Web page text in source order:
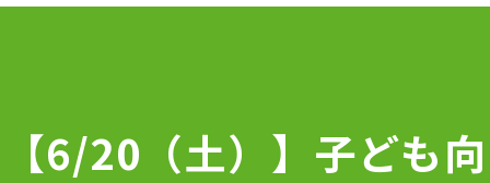
【6/20（土）】子ども向